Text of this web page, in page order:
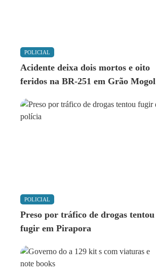
POLICIAL
Acidente deixa dois mortos e oito
feridos na BR-251 em Grão Mogol
POLICIAL
Preso por tráfico de drogas tentou
fugir em Pirapora